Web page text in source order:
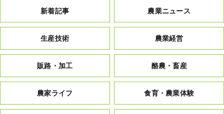
新着記事 農業ニュース
生産技術 農業経営
販路・加工 酪農・畜産
農家ライフ 食育・農業体験